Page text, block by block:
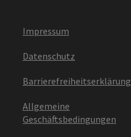
Impressum
Datenschutz
Barrierefreiheitserklärung
Allgemeine
Geschäftsbedingungen